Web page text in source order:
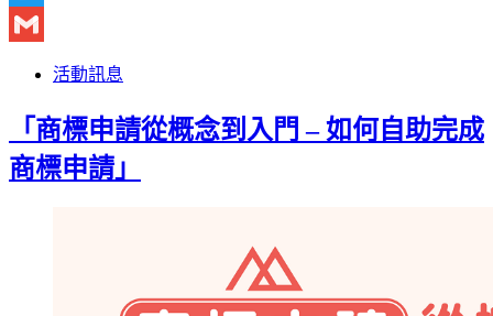
Twitter
活動訊息
「商標申請從概念到入門 – 如何自助完成
商標申請」